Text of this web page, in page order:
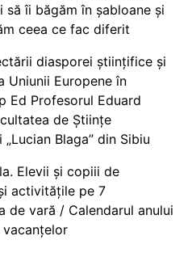
să îi băgăm în șabloane și
ceea ce fac diferit
diasporei științifice și
Uniunii Europene în
Ed Profesorul Eduard
de Științe
Blaga” din Sibiu
Elevii și copiii de
activitățile pe 7
de vară / Calendarul anului